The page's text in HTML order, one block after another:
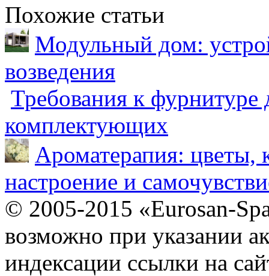
Похожие статьи
Модульный дом:
возведения
Требования к фурнитуре
комплектующих
Ароматерапия: цветы,
настроение и
© 2005-2015 «Eurosan-
возможно при указании
индексации ссылки на